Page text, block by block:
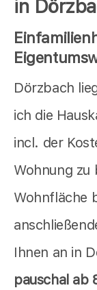
in
Dörzbach
ich die
incl. der
Wohnung zu
Wohnfläche
Ihnen an in
pauschal ab